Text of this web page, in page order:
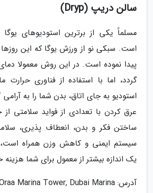
سالن دریپ (Dryp)
است. سبکی نو از ورزش یوگا که این
پیدا نموده است. در این روش معمولا
گردد، اما با استفاده از فناوری حرارت
استودیو به جای اتاق، بدن شما را به آرامی
عرق کردن با تعدادی از فواید سلامتی
ساختن فکر و بدن، انعطاف پذیری،
یک اندازه بیشتر از معمول برای شما
آدرس: Oraa Marina Tower, Dubai Marina